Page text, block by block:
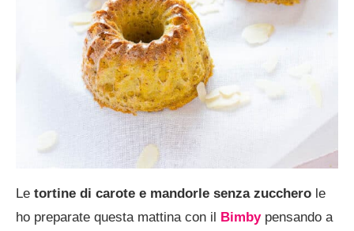
Le tortine di carote e mandorle senza zucchero le
ho preparate questa mattina con il Bimbypensando a